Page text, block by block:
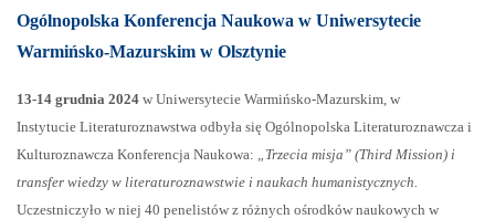
Ogólnopolska Konferencja Naukowa w Uniwersytecie
Warmińsko-Mazurskim w Olsztynie
13-14 grudnia 2024 w Uniwersytecie Warmińsko-Mazurskim, w
Instytucie Literaturoznawstwa odbyła się Ogólnopolska Literaturoznawcza i
Kulturoznawcza Konferencja Naukowa: „Trzecia misja” (Third Mission) i
transfer wiedzy w literaturoznawstwie i naukach humanistycznych.
Uczestniczyło w niej 40 penelistów z różnych ośrodków naukowych w